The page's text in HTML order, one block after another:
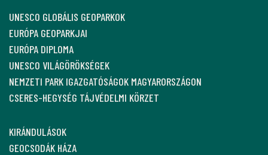
UNESCO GLOBÁLIS GEOPARKOK
EURÓPA GEOPARKJAI
EURÓPA DIPLOMA
UNESCO VILÁGÖRÖKSÉGEK
NEMZETI PARK IGAZGATÓSÁGOK MAGYARORSZÁGON
CSERES-HEGYSÉG TÁJVÉDELMI KÖRZET
KIRÁNDULÁSOK
GEOCSODÁK HÁZA